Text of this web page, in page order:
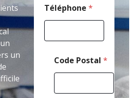
un
Téléphone *
h
o
n
e
Code Postal *